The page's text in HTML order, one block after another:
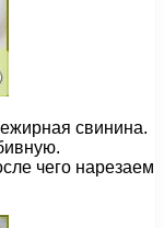
свинина.
чего нарезаем